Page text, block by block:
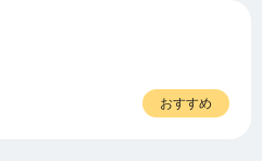
おすすめ